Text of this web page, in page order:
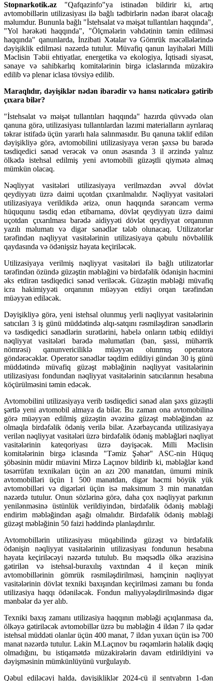
Stopnarkotik.az "Qafqazinfo"ya istinadən bildirir ki, artıq
avtomobillərin utilizasiyası ilə bağlı tədbirlərin nədən ibarət olacağı
məlumdur. Bununla bağlı "İstehsalat və məişət tullantıları haqqında",
"Yol hərəkəti haqqında", "Ölçmələrin vəhdətinin təmin edilməsi
haqqında" qanunlarda, İnzibati Xətalar və Gömrük məcəllələrində
dəyişiklik edilməsi nəzərdə tutulur. Müvafiq qanun layihələri Milli
Məclisin Təbii ehtiyatlar, energetika və ekologiya, İqtisadi siyasət,
sənaye və sahibkarlıq komitələrinin birgə iclaslarında müzakirə
edilib və plenar iclasa tövsiyə edilib.
Maraqlıdır, dəyişiklər nədən ibarədir və hansı nəticələrə gətirib
çıxara bilər?
"İstehsalat və məişət tullantıları haqqında" hazırda qüvvədə olan
qanuna görə, utilizasiyası tullantılardan lazımi materialların ayrılaraq
təkrar istifadə üçün yararlı hala salınmasıdır. Bu qanuna təklif edilən
dəyişikliyə görə, avtomobilini utilizasiyaya verən şəxsə bu barədə
təsdiqedici sənəd verəcək və onun əsasında 3 il ərzində yalnız
ölkədə istehsal edilmiş yeni avtomobili güzəştli qiymətə almaq
mümkün olacaq.
Nəqliyyat vasitələri utilizasiyaya verilməzdən əvvəl dövlət
qeydiyyatı üzrə daimi uçotdan çıxarılmalıdır. Nəqliyyat vasitələri
utilizasiyaya verildikdə ərizə, onun haqqında sərəncam vermə
hüququnu təsdiq edən etibarnamə, dövlət qeydiyyatı üzrə daimi
uçotdan çıxarılması barədə aidiyyəti dövlət qeydiyyat orqanının
yazılı məlumatı və digər sənədlər tələb olunacaq. Utilizatorlar
tərəfindən nəqliyyat vasitələrinin utilizasiyaya qəbulu növbəlilik
qaydasında və ödənişsiz həyata keçiriləcək.
Utilizasiyaya verilmiş nəqliyyat vasitələri ilə bağlı utilizatorlar
tərəfindən özündə güzəştin məbləğini və birdəfəlik ödənişin həcmini
əks etdirən təsdiqedici sənəd veriləcək. Güzəştin məbləği müvafiq
icra hakimiyyəti orqanının müəyyən etdiyi orqan tərəfindən
müəyyən ediləcək.
Dəyişikliyə görə, yeni istehsal olunmuş yerli nəqliyyat vasitələrinin
satıcıları 3 iş günü müddətində alqı-satqını rəsmiləşdirən sənədlərin
və təsdiqedici sənədlərin surətlərini, habelə onların tətbiq edildiyi
nəqliyyat vasitələri barədə məlumatları (ban, şassi, mühərrik
nömrəsi) qanunvericiliklə müəyyən olunmuş operatora
göndərəcəklər. Operator sənədlər təqdim edildiyi gündən 30 iş günü
müddətində müvafiq güzəşt məbləğinin nəqliyyat vasitələrinin
utilizasiyası fondundan nəqliyyat vasitələrinin satıcılarının hesabına
köçürülməsini təmin edəcək.
Avtomobilini utilizasiyaya verib təsdiqedici sənəd alan şəxs güzəştli
şərtlə yeni avtomobil almaya da bilər. Bu zaman ona avtomobilinə
görə müəyyən edilmiş güzəştin əvəzinə güzəşt məbləğindən az
olmaqla birdəfəlik ödəniş verilə bilər. Azərbaycanda utilizasiyaya
verilən nəqliyyat vasitələri üzrə birdəfəlik ödəniş məbləğləri nəqliyat
vasitələrinin kateqoriyası üzrə dəyişəcək. Milli Məclisin
komitələrinin birgə iclasında "Təmiz Şəhər" ASC-nin Hüquq
şöbəsinin müdir müavini Mirzə Laçınov bildirib ki, məbləğlər kənd
təsərrüfatı texnikaları üçün ən azı 200 manatdan, ümumi minik
avtomobilləri üçün 1 500 manatdan, digər həcmi böyük yük
avtomobilləri və digərləri üçün isə maksimum 3 min manatdan
nəzərdə tutulur. Onun sözlərinə görə, daha çox nəqliyyat parkının
yenilənməsinə üstünlük verildiyindən, birdəfəlik ödəniş məbləği
endirim məbləğindən aşağı olmalıdır. Birdəfəlik ödəniş məbləği
güzəşt məbləğinin 50 faizi həddində planlaşdırılır.
Avtomobillərin utilizasiyası müqabilində güzəşt və birdəfəlik
ödənişin nəqliyyat vasitələrinin utilizasiyası fondunun hesabına
həyata keçiriləcəyi nəzərdə tutulub. Bu məqsədlə ölkə ərazisinə
gətirilən və istehsal-buraxılış vaxtından 4 il keçən minik
avtomobillərinin gömrük rəsmiləşdirilməsi, həmçinin nəqliyyat
vasitələrinin dövlət texniki baxışından keçirilməsi zamanı bu fonda
utilizasiya haqqı ödəniləcək. Fondun maliyyələşdirilməsində digər
mənbələr də yer alıb.
Texniki baxış zamanı utilizasiya haqqının məbləği açıqlanmasa da,
ölkəyə gətiriləcək avtomobillər üzrə bu məbləğin 4 ildən 7 ilə qədər
istehsal müddəti olanlar üçün 400 manat, 7 ildən yuxarı üçün isə 700
manat nəzərdə tutulur. Lakin M.Laçınov bu rəqəmlərin hələlik dəqiq
olmadığını, bu istiqamətdə müzakirələrin davam etdirildiyini və
dəyişməsinin mümkünlüyünü vurğulayıb.
Qəbul ediləcəyi halda, dəyişikliklər 2024-cü il sentyabrın 1-dən